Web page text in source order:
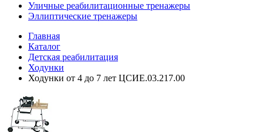
Уличные реабилитационные тренажеры
Эллиптические тренажеры
Главная
Каталог
Детская реабилитация
Ходунки
Ходунки от 4 до 7 лет ЦСИЕ.03.217.00